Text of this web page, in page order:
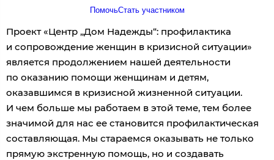
ПомочьСтать участником
Проект «Центр „Дом Надежды“: профилактика
и сопровождение женщин в кризисной ситуации»
является продолжением нашей деятельности
по оказанию помощи женщинам и детям,
оказавшимся в кризисной жизненной ситуации.
И чем больше мы работаем в этой теме, тем более
значимой для нас ее становится профилактическая
составляющая. Мы стараемся оказывать не только
прямую экстренную помощь, но и создавать